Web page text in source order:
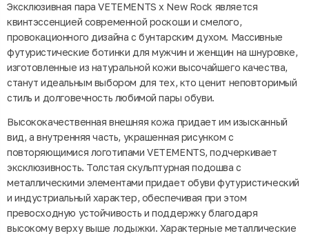
Эксклюзивная пара VETEMENTS x New Rock является
квинтэссенцией современной роскоши и смелого,
провокационного дизайна с бунтарским духом. Массивные
футуристические ботинки для мужчин и женщин на шнуровке,
изготовленные из натуральной кожи высочайшего качества,
станут идеальным выбором для тех, кто ценит неповторимый
стиль и долговечность любимой пары обуви.
Высококачественная внешняя кожа придает им изысканный
вид, а внутренняя часть, украшенная рисунком с
повторяющимися логотипами VETEMENTS, подчеркивает
эксклюзивность. Толстая скульптурная подошва с
металлическими элементами придает обуви футуристический
и индустриальный характер, обеспечивая при этом
превосходную устойчивость и поддержку благодаря
высокому верху выше лодыжки. Характерные металлические